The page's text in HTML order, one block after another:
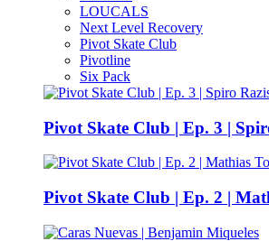
LOUCALS
Next Level Recovery
Pivot Skate Club
Pivotline
Six Pack
Pivot Skate Club | Ep. 3 |
Pivot Skate Club | Ep. 2 |